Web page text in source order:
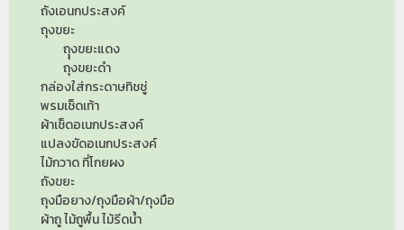
ถังเอนกประสงค์
ถุงขยะ
ถุุงขยะแดง
ถุงขยะดำ
กล่องใส่กระดาษทิชชู่
พรมเช็ดเท้า
ผ้าเช็ดอเนกประสงค์
แปลงขัดอเนกประสงค์
ไม้กวาด ที่โกยผง
ถังขยะ
ถุงมือยาง/ถุงมือผ้า/ถุงมือ
ผ้าถู ไม้ถูพื้น ไม้รีดน้ำ